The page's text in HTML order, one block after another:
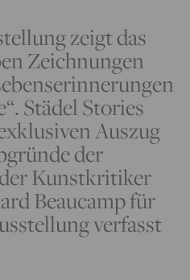
zeigt das
Zeichnungen
Städel Stories
Auszug
der
Kunstkritiker
Beaucamp für
verfasst